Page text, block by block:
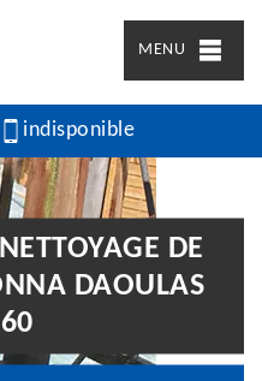
MENU
indisponible
DE
DAOULAS